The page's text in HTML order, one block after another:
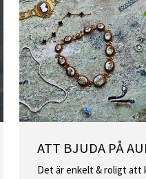
ATT BJUDA PÅ
Det är enkelt & roligt att